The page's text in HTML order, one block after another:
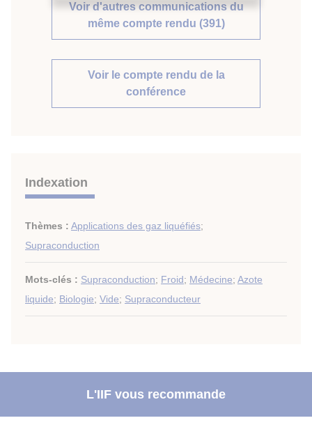
Voir d'autres communications du
même compte rendu (391)
Voir le compte rendu de la
conférence
Indexation
Thèmes : Applications des gaz liquéfiés;
Supraconduction
Mots-clés : Supraconduction; Froid; Médecine; Azote
liquide; Biologie; Vide; Supraconducteur
L'IIF vous recommande